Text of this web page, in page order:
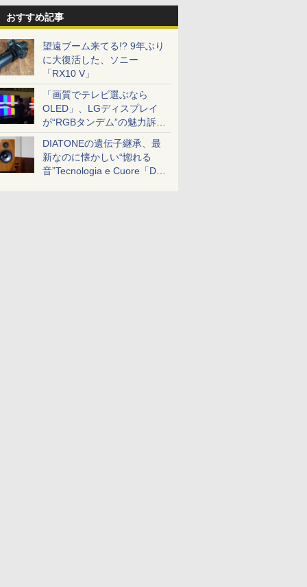
おすすめ記事
望遠ブーム来てる!? 9年ぶり
に大復活した、ソニー
「RX10 V」
「画質でテレビ選ぶなら
OLED」、LGディスプレイ
が“RGBタンデム”の魅力訴
求。液晶とのガチ比較も
DIATONEの遺伝子継承、最
新なのに懐かしい“惚れる
音”Tecnologia e Cuore「DS-